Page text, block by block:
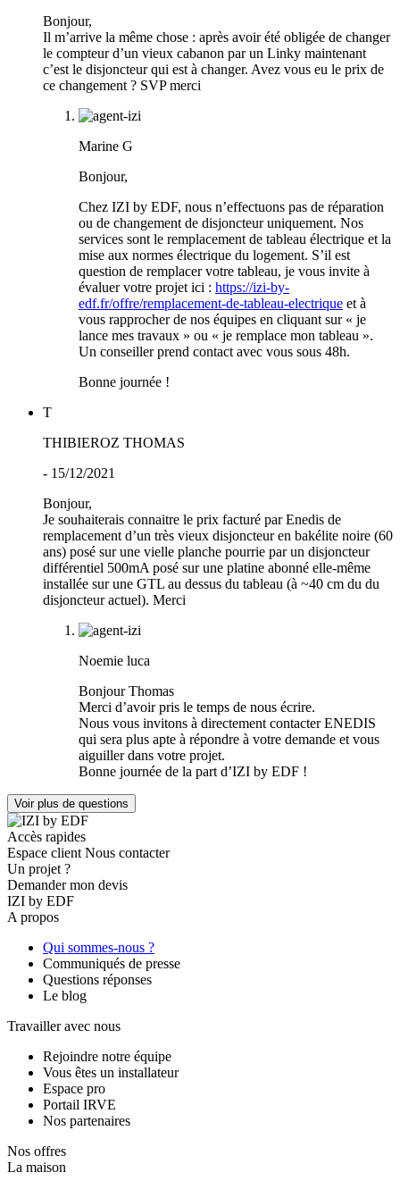
Bonjour,
Il m’arrive la même chose : après avoir été obligée de changer
le compteur d’un vieux cabanon par un Linky maintenant
c’est le disjoncteur qui est à changer. Avez vous eu le prix de
ce changement ? SVP merci
Marine G
Bonjour,
Chez IZI by EDF, nous n’effectuons pas de réparation
ou de changement de disjoncteur uniquement. Nos
services sont le remplacement de tableau électrique et la
mise aux normes électrique du logement. S’il est
question de remplacer votre tableau, je vous invite à
évaluer votre projet ici : https://izi-by-
edf.fr/offre/remplacement-de-tableau-electrique et à
vous rapprocher de nos équipes en cliquant sur « je
lance mes travaux » ou « je remplace mon tableau ».
Un conseiller prend contact avec vous sous 48h.
Bonne journée !
T
THIBIEROZ THOMAS
- 15/12/2021
Bonjour,
Je souhaiterais connaitre le prix facturé par Enedis de
remplacement d’un très vieux disjoncteur en bakélite noire (60
ans) posé sur une vielle planche pourrie par un disjoncteur
différentiel 500mA posé sur une platine abonné elle-même
installée sur une GTL au dessus du tableau (à ~40 cm du du
disjoncteur actuel). Merci
Noemie luca
Bonjour Thomas
Merci d’avoir pris le temps de nous écrire.
Nous vous invitons à directement contacter ENEDIS
qui sera plus apte à répondre à votre demande et vous
aiguiller dans votre projet.
Bonne journée de la part d’IZI by EDF !
Voir plus de questions
Accès rapides
Espace client Nous contacter
Un projet ?
Demander mon devis
IZI by EDF
A propos
Qui sommes-nous ?
Communiqués de presse
Questions réponses
Le blog
Travailler avec nous
Rejoindre notre équipe
Vous êtes un installateur
Espace pro
Portail IRVE
Nos partenaires
Nos offres
La maison